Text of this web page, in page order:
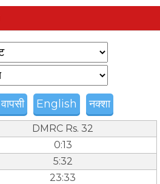
वापसी English नक्शा
DMRC Rs. 32
0:13
5:32
23:33